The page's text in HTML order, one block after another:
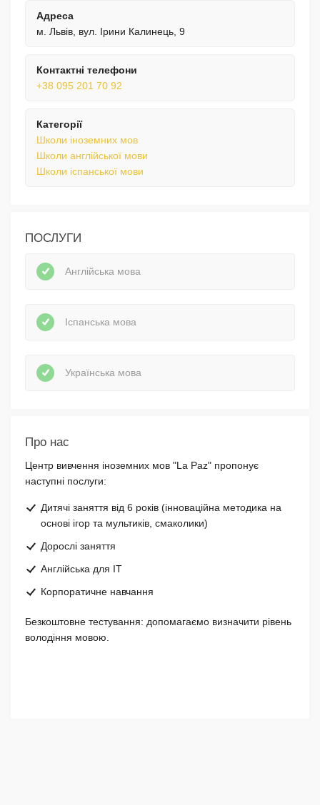
Адреса
м. Львів, вул. Ірини Калинець, 9
Контактні телефони
+38 095 201 70 92
Категорії
Школи іноземних мов
Школи англійської мови
Школи іспанської мови
ПОСЛУГИ
Англійська мова
Іспанська мова
Українська мова
Про нас
Центр вивчення іноземних мов "La Paz" пропонує
наступні послуги:
Дитячі заняття від 6 років (інноваційна методика на
основі ігор та мультиків, смаколики)
Дорослі заняття
Англійська для ІТ
Корпоратичне навчання
Безкоштовне тестування: допомагаємо визначити рівень
володіння мовою.